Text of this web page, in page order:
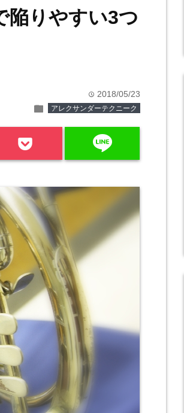
陥りやすい3つ
time 2018/05/23
folder アレクサンダーテクニーク
line